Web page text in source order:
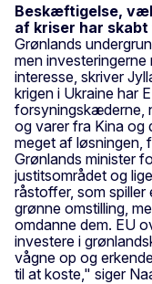
Beskæftigelse,
af kriser har
Grønlands
men
interesse, skriver
krigen i Ukraine har
forsyningskæderne,
og varer fra Kina og
meget af løsningen,
Grønlands minister
justitsområdet og
råstoffer, som spiller
grønne omstilling,
omdanne dem. EU
investere i
vågne op og
til at koste," siger